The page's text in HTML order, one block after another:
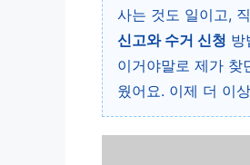
사는 것도 일이고,
신고와 수거 신청 방
이거야말로 제가 찾
웠어요. 이제 더 이